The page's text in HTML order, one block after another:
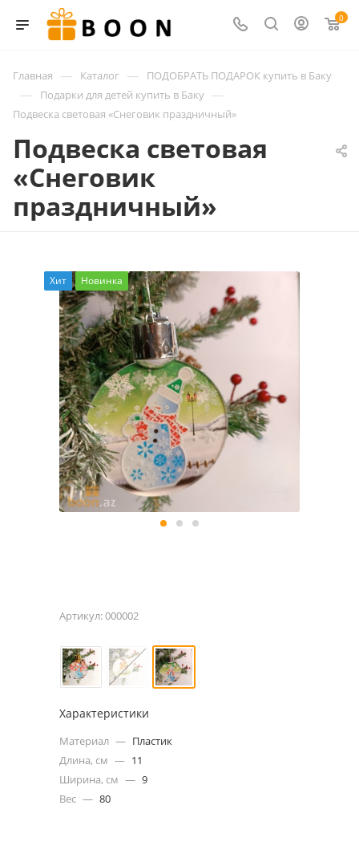
0
Главная — Каталог — ПОДОБРАТЬ ПОДАРОК купить в Баку
— Подарки для детей купить в Баку —
Подвеска световая «Снеговик праздничный»
Подвеска световая
«Снеговик
праздничный»
Хит Новинка
Артикул:000002
Характеристики
Материал — Пластик
Длина, см — 11
Ширина, см — 9
Вес — 80